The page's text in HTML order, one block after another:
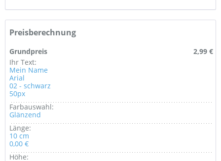
Preisberechnung
Grundpreis
2,99 €
Ihr Text:
Mein Name
Arial
02 - schwarz
50px
Farbauswahl:
Glänzend
Länge:
10 cm
0,00 €
Höhe: